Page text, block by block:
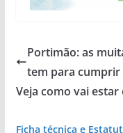
Portimão: as
tem para
Veja como vai
Ficha técnica e